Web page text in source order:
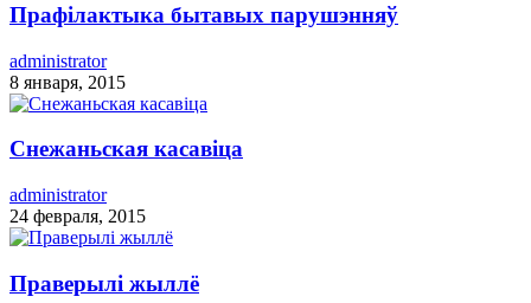
Прафілактыка бытавых парушэнняў
administrator
8 января, 2015
Снежаньская касавіца
administrator
24 февраля, 2015
Праверылі жыллё